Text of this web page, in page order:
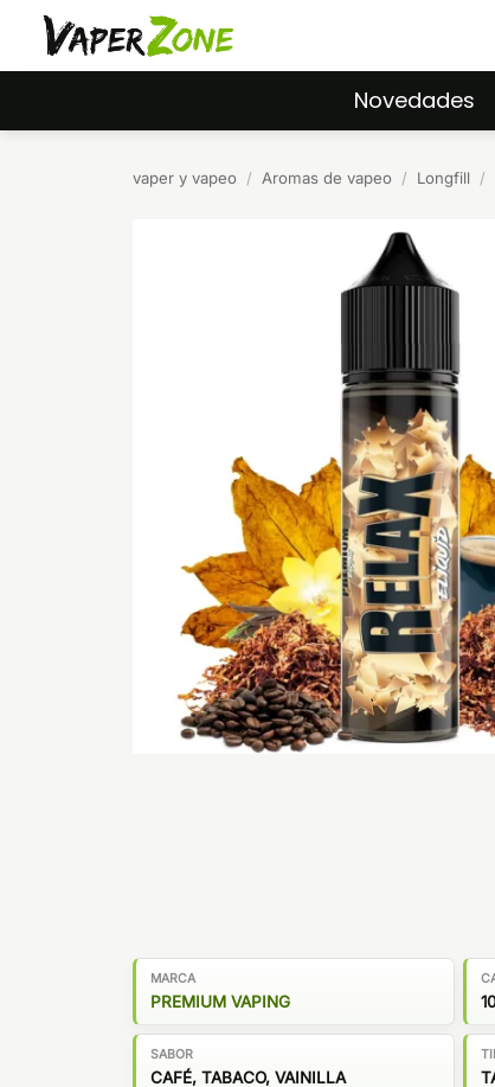
Saltar
contenido
Novedades
vaper y vapeo / Aromas de vapeo / Longfill /
MARCA
PREMIUM VAPING
SABOR
CAFÉ, TABACO, VAINILLA